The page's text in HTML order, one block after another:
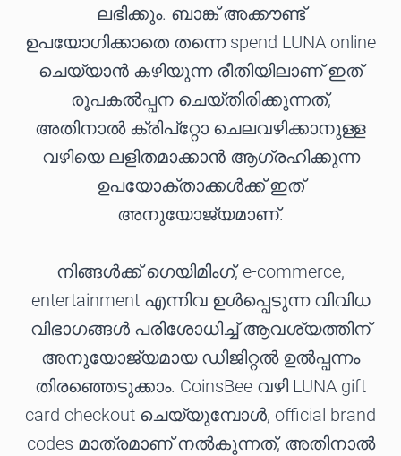
ലഭിക്കും. ബാങ്ക് അക്കൗണ്ട്
ഉപയോഗിക്കാതെ തന്നെ spend LUNA online
ചെയ്യാൻ കഴിയുന്ന രീതിയിലാണ് ഇത്
രൂപകൽപ്പന ചെയ്തിരിക്കുന്നത്,
അതിനാൽ ക്രിപ്റ്റോ ചെലവഴിക്കാനുള്ള
വഴിയെ ലളിതമാക്കാൻ ആഗ്രഹിക്കുന്ന
ഉപയോക്താക്കൾക്ക് ഇത്
അനുയോജ്യമാണ്.
നിങ്ങൾക്ക് ഗെയിമിംഗ്, e-commerce,
entertainment എന്നിവ ഉൾപ്പെടുന്ന വിവിധ
വിഭാഗങ്ങൾ പരിശോധിച്ച് ആവശ്യത്തിന്
അനുയോജ്യമായ ഡിജിറ്റൽ ഉൽപ്പന്നം
തിരഞ്ഞെടുക്കാം. CoinsBee വഴി LUNA gift
card checkout ചെയ്യുമ്പോൾ, official brand
codes മാത്രമാണ് നൽകുന്നത്, അതിനാൽ